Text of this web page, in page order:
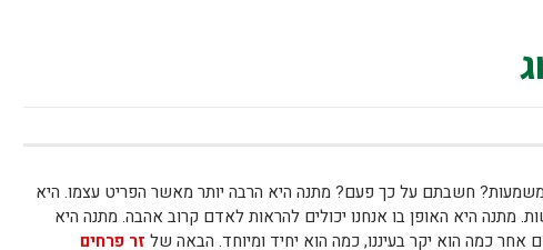
חשבתם על כך פעם? מתנה היא הרבה יותר מאשר הפריט עצמו. היא
מתנה היא האופן בו אנחנו יכולים להראות לאדם קרוב אהבה. מתנה היא
אחר כמה הוא יקר בעיננו, כמה הוא יחיד ומיוחד. הבאה של זר פרחים